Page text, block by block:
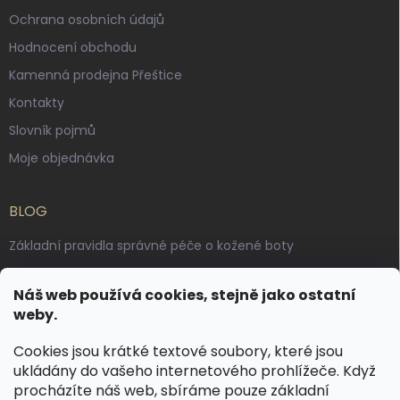
Náš web používá cookies, stejně jako ostatní
weby.
Cookies jsou krátké textové soubory, které jsou
ukládány do vašeho internetového prohlížeče. Když
procházíte náš web, sbíráme pouze základní
Ochrana osobních údajů
Hodnocení obchodu
Kamenná prodejna Přeštice
Kontakty
Slovník pojmů
Moje objednávka
BLOG
Základní pravidla správné péče o kožené boty
Výroba českých kožených opasků: vůně pravé kůže, dotek
řemesla
KONTAKT